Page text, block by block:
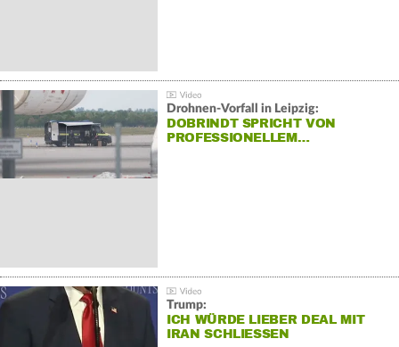
Drohnen-Vorfall in Leipzig:
DOBRINDT SPRICHT VON
PROFESSIONELLEM…
Trump:
ICH WÜRDE LIEBER DEAL MIT
IRAN SCHLIESSEN